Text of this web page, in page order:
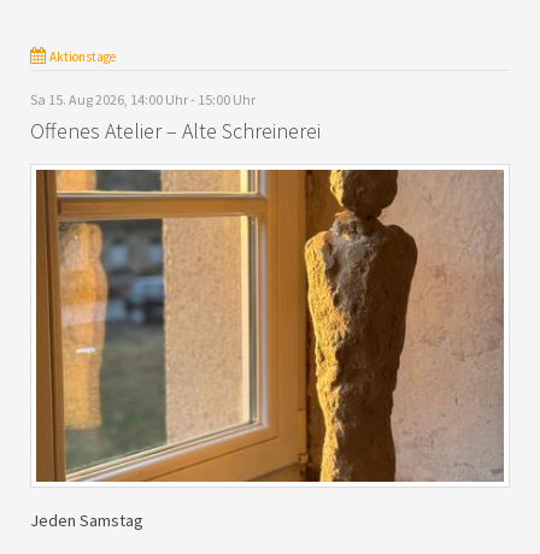
Aktionstage
Sa 15. Aug 2026, 14:00 Uhr - 15:00 Uhr
Offenes Atelier – Alte Schreinerei
Jeden Samstag